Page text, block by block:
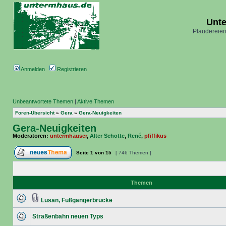
Anmelden Registrieren
Unbeantwortete Themen | Aktive Themen
Foren-Übersicht» Gera » Gera-Neuigkeiten
Gera-Neuigkeiten
Moderatoren: untermhäuser, Alter Schotte, René, pfiffikus
Seite 1 von 15 [ 746 Themen ]
Themen
Lusan, Fußgängerbrücke
Straßenbahn neuen Typs